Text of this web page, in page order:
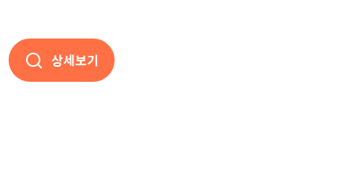
상세보기